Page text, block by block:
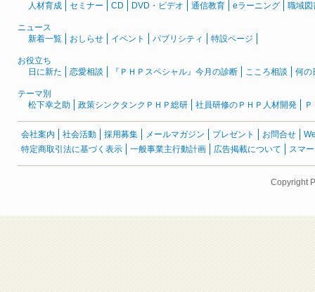
人材育成
セミナー CD DVD・ビデオ 通信教育 eラーニング 職域図
ニュース
新着一覧
おしらせ イベント パブリシティ 特設ページ
お役立ち
日に新た
恋愛相談 『ＰＨＰスペシャル』今月の診断 こころ相談 何の
テーマ別
松下幸之助
政策シンクタンクＰＨＰ総研 社員研修のＰＨＰ人材開発
会社案内 社会活動 採用募集 メールマガジン プレゼント お問合せ
特定商取引法に基づく表示
一般事業主行動計画 広告掲載について スマ
Copyright